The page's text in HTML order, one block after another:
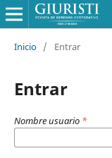
Inicio / Entrar
Entrar
Nombre usuario *